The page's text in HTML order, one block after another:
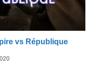
vs République